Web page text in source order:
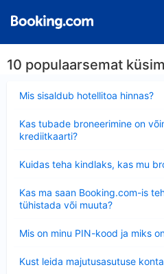
10 populaarsemat
Mis sisaldub hotellitoa hinnas?
Kas tubade broneerimine on
krediitkaarti?
Kuidas teha kindlaks, kas mu
Kas ma saan Booking.com-is
tühistada või muuta?
Mis on minu PIN-kood ja miks
Kust leida majutusasutuse